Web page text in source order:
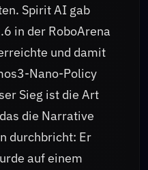
Spirit AI gab
in der RoboArena
und damit
Nano-Policy
Sieg ist die Art
die Narrative
durchbricht: Er
auf einem